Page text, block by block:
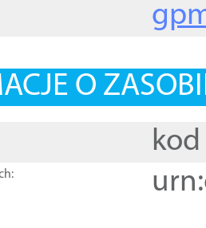
O
kod